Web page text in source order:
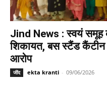
Jind News : स्वयं समूह
शिकायत, बस स्टैंड कैंटीन
आरोप
जींद ekta kranti - 09/06/2026